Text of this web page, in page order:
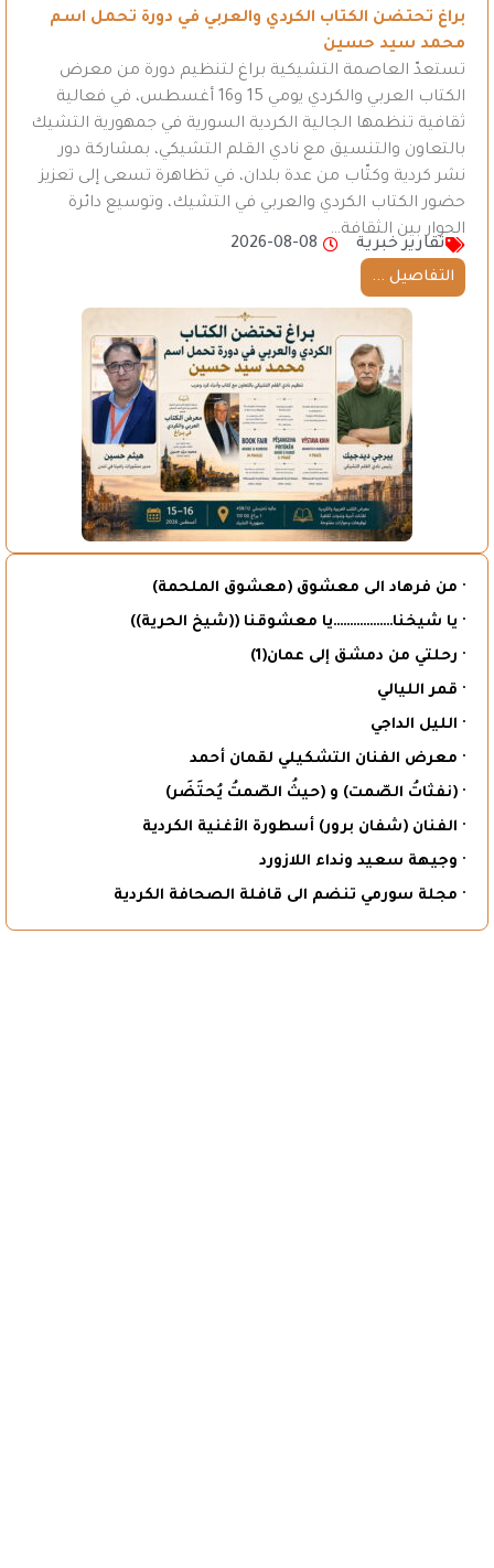
براغ تحتضن الكتاب الكردي والعربي في دورة تحمل اسم
محمد سيد حسين
تستعدّ العاصمة التشيكية براغ لتنظيم دورة من معرض
الكتاب العربي والكردي يومي 15 و16 أغسطس، في فعالية
ثقافية تنظمها الجالية الكردية السورية في جمهورية التشيك
بالتعاون والتنسيق مع نادي القلم التشيكي، بمشاركة دور
نشر كردية وكتّاب من عدة بلدان، في تظاهرة تسعى إلى تعزيز
حضور الكتاب الكردي والعربي في التشيك، وتوسيع دائرة
الحوار بين الثقافة…
تقارير خبرية
2026-08-08
التفاصيل ...
· من فرهاد الى معشوق (معشوق الملحمة)
· يا شيخنا………………يا معشوقنا ((شيخ الحرية))
· رحلتي من دمشق إلى عمان(1)
· قمر الليالي
· الليل الداجي
· معرض الفنان التشكيلي لقمان أحمد
· (نفثاتُ الصّمت) و (حيثُ الصّمتُ يُحتَضَر)
· الفنان (شفان برور) أسطورة الأغنية الكردية
· وجيهة سعيد ونداء اللازورد
· مجلة سورمي تنضم الى قافلة الصحافة الكردية